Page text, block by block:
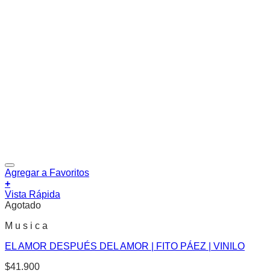
Agregar a Favoritos
+
Vista Rápida
Agotado
M u s i c a
EL AMOR DESPUÉS DEL AMOR | FITO PÁEZ | VINILO
$41.900